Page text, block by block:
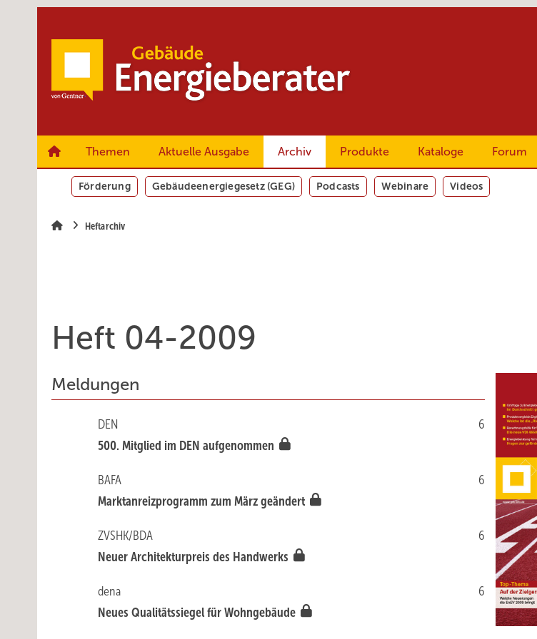
Themen Aktuelle Ausgabe Archiv Produkte Kataloge Forum
Förderung Gebäudeenergiegesetz (GEG) Podcasts Webinare Videos
Heftarchiv
Heft 04-2009
Meldungen
6
DEN
500. Mitglied im DEN aufgenommen
6
BAFA
Marktanreizprogramm zum März geändert
6
ZVSHK/BDA
Neuer Architekturpreis des Handwerks
6
dena
Neues Qualitätssiegel für Wohngebäude